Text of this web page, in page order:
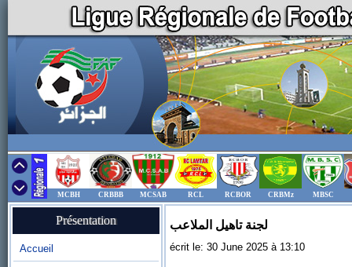
MCBH CRBBB MCSAB RCL RCBOR CRBMz MBSC
Présentation
Accueil
لجنة تاهيل الملاعب
écrit le: 30 June 2025 à 13:10